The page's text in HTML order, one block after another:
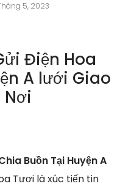
5, 2023
Điện Hoa
A lưới Giao
Nơi
Buồn Tại Huyện A
Tươi là xúc tiến tin